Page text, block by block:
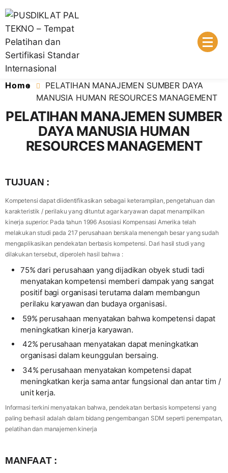
PUSDIKLAT PAL TEKNO – Tempat
Pelatihan dan Sertifikasi Standar
Internasional
Lembaga Pelatihan dan Sertifikasi Standar Internasional
Home
PELATIHAN MANAJEMEN SUMBER DAYA
MANUSIA HUMAN RESOURCES MANAGEMENT
PELATIHAN MANAJEMEN SUMBER
DAYA MANUSIA HUMAN
RESOURCES MANAGEMENT
TUJUAN :
Kompetensi dapat diidentifikasikan sebagai keterampilan, pengetahuan dan
karakteristik / perilaku yang dituntut agar karyawan dapat menampilkan
kinerja superior. Pada tahun 1996 Asosiasi Kompensasi Amerika telah
melakukan studi pada 217 perusahaan berskala menengah besar yang sudah
mengaplikasikan pendekatan berbasis kompetensi. Dari hasil studi yang
dilakukan tersebut, diperoleh hasil bahwa :
75% dari perusahaan yang dijadikan obyek studi tadi
menyatakan kompetensi memberi dampak yang sangat
positif bagi organisasi terutama dalam membangun
perilaku karyawan dan budaya organisasi.
59% perusahaan menyatakan bahwa kompetensi dapat
meningkatkan kinerja karyawan.
42% perusahaan menyatakan dapat meningkatkan
organisasi dalam keunggulan bersaing.
34% perusahaan menyatakan kompetensi dapat
meningkatkan kerja sama antar fungsional dan antar tim /
unit kerja.
Informasi terkini menyatakan bahwa, pendekatan berbasis kompetensi yang
paling berhasil adalah dalam bidang pengembangan SDM seperti penempatan,
pelatihan dan manajemen kinerja
MANFAAT :